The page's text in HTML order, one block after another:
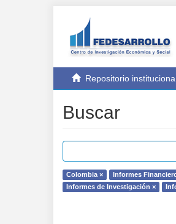
Repositorio
Buscar
Colombia × Informes
Informes de Investigación ×